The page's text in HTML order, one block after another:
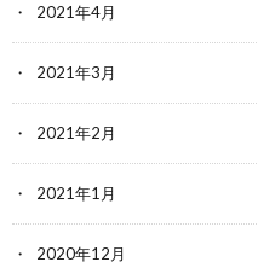
2021年4月
2021年3月
2021年2月
2021年1月
2020年12月